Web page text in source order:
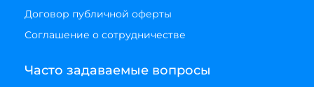
Договор публичной оферты
Соглашение о сотрудничестве
Часто задаваемые вопросы